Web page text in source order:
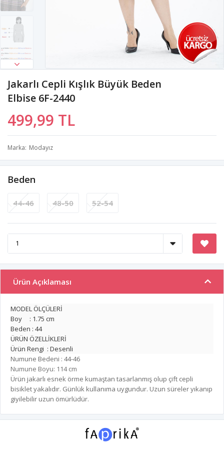
Jakarlı Cepli Kışlık Büyük Beden
Elbise 6F-2440
499,99 TL
Marka Modayız
Beden
44-46 48-50 52-54
Ürün Açıklaması
MODEL ÖLÇÜLERİ
Boy : 1.75 cm
Beden : 44
ÜRÜN ÖZELLİKLERİ
Ürün Rengi : Desenli
Numune Bedeni : 44-46
Numune Boyu: 114 cm
Ürün jakarlı esnek örme kumaştan tasarlanmış olup çift cepli
bisiklet yakalıdır. Günlük kullanıma uygundur. Uzun süreler yıkanıp
giyilebilir uzun ömürlüdür.